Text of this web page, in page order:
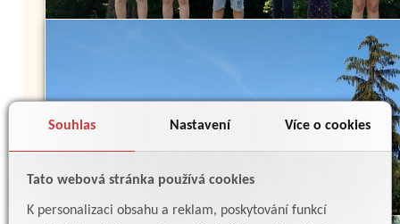
Souhlas Nastavení Více o cookies
Tato webová stránka používá cookies
K personalizaci obsahu a reklam, poskytování funkcí